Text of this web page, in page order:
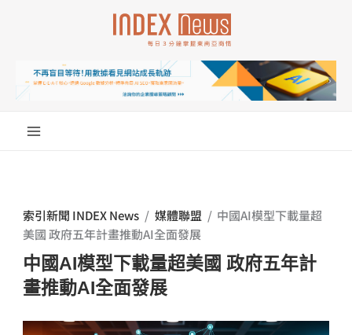
索引新聞 INDEX News / 媒體聯盟 / 中國AI模型下載量超
美國 政府五年計畫推動AI全面發展
中國AI模型下載量超美國 政府五年計
畫推動AI全面發展